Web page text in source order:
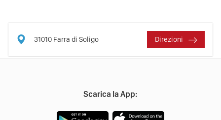
31010 Farra di Soligo Direzioni
Scarica la App: